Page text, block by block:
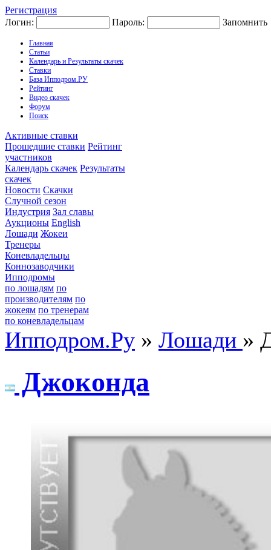
Регистрация
Логин:
Пароль: Запомнить
Главная
Статьи
Календарь и Результаты скачек
Ставки
База Ипподром.РУ
Рейтинг
Видео скачек
Форум
Поиск
Активные ставки
Прошедшие ставки Рейтинг
участников
Календарь скачек Результаты
скачек
Новости Скачки
Случной сезон
Индустрия Зал славы
Аукционы English
Лошади Жокеи
Тренеры
Коневладельцы
Коннозаводчики
Ипподромы
по лошадям по
производителям по
жокеям по тренерам
по коневладельцам
Ипподром.Ру » Лошади »
Джoкoндa